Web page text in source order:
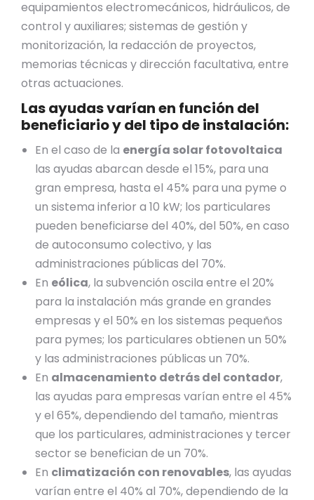
equipamientos electromecánicos, hidráulicos, de
control y auxiliares; sistemas de gestión y
monitorización, la redacción de proyectos,
memorias técnicas y dirección facultativa, entre
otras actuaciones.
Las ayudas varían en función del
beneficiario y del tipo de instalación:
En el caso de la energía solar fotovoltaica
las ayudas abarcan desde el 15%, para una
gran empresa, hasta el 45% para una pyme o
un sistema inferior a 10 kW; los particulares
pueden beneficiarse del 40%, del 50%, en caso
de autoconsumo colectivo, y las
administraciones públicas del 70%.
En eólica, la subvención oscila entre el 20%
para la instalación más grande en grandes
empresas y el 50% en los sistemas pequeños
para pymes; los particulares obtienen un 50%
y las administraciones públicas un 70%.
En almacenamiento detrás del contador,
las ayudas para empresas varían entre el 45%
y el 65%, dependiendo del tamaño, mientras
que los particulares, administraciones y tercer
sector se benefician de un 70%.
En climatización con renovables, las ayudas
varían entre el 40% al 70%, dependiendo de la